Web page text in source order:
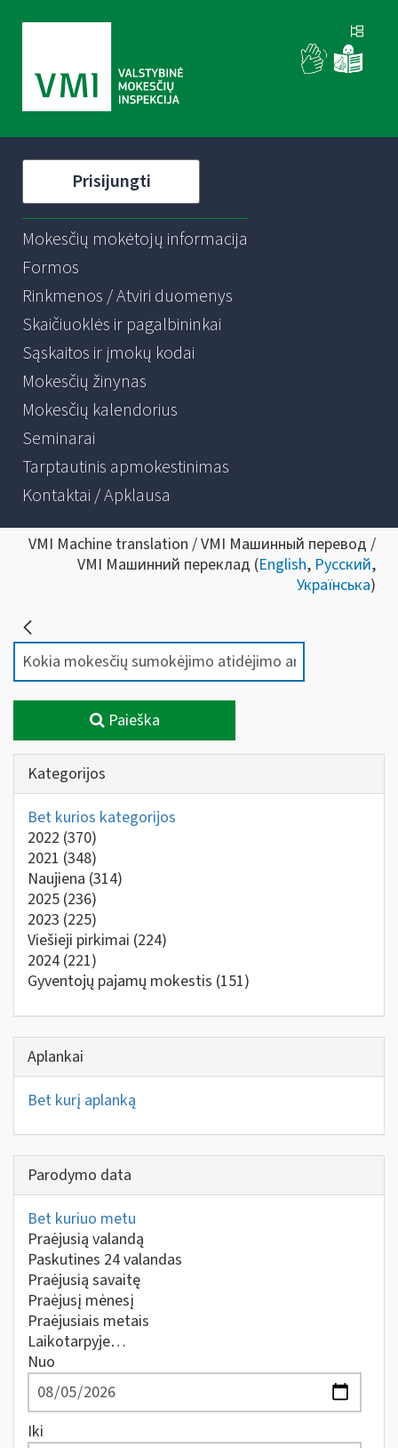
Prisijungti
Mokesčių mokėtojų informacija
Formos
Rinkmenos / Atviri duomenys
Skaičiuoklės ir pagalbininkai
Sąskaitos ir įmokų kodai
Mokesčių žinynas
Mokesčių kalendorius
Seminarai
Tarptautinis apmokestinimas
Kontaktai / Apklausa
VMI Machine translation / VMI Машинный перевод /
VMI Машинний переклад (English, Русский,
Українська)
Paieška
Kategorijos
Bet kurios kategorijos
2022 (370)
2021 (348)
Naujiena (314)
2025 (236)
2023 (225)
Viešieji pirkimai (224)
2024 (221)
Gyventojų pajamų mokestis (151)
Aplankai
Bet kurį aplanką
Parodymo data
Bet kuriuo metu
Praėjusią valandą
Paskutines 24 valandas
Praėjusią savaitę
Praėjusį mėnesį
Praėjusiais metais
Laikotarpyje…
Nuo
Iki